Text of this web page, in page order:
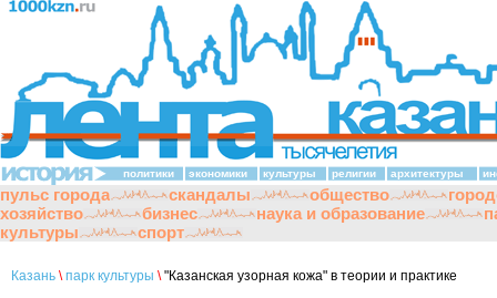
политики экономики культуры религии архитектуры
пульс города скандалы общество
хозяйство
бизнес наука и образование
культуры
спорт
Казань \ парк культуры \"Казанская узорная кожа" в теории и практике